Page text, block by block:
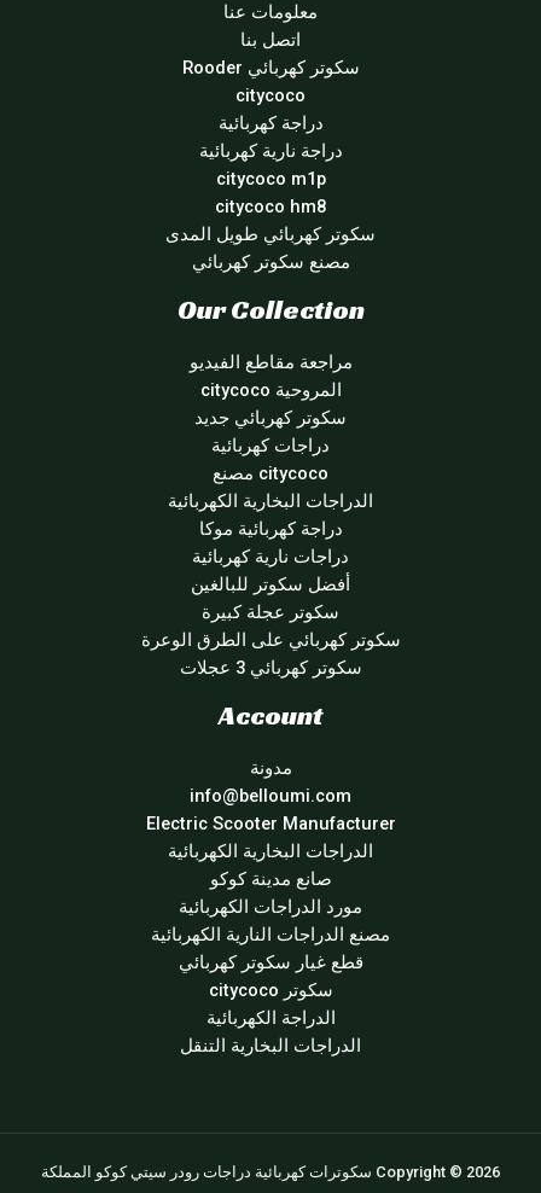
معلومات عنا
اتصل بنا
سكوتر كهربائي Rooder
citycoco
دراجة كهربائية
دراجة نارية كهربائية
citycoco m1p
citycoco hm8
سكوتر كهربائي طويل المدى
مصنع سكوتر كهربائي
Our Collection
مراجعة مقاطع الفيديو
المروحية citycoco
سكوتر كهربائي جديد
دراجات كهربائية
citycoco مصنع
الدراجات البخارية الكهربائية
دراجة كهربائية موكا
دراجات نارية كهربائية
أفضل سكوتر للبالغين
سكوتر عجلة كبيرة
سكوتر كهربائي على الطرق الوعرة
سكوتر كهربائي 3 عجلات
Account
مدونة
info@belloumi.com
Electric Scooter Manufacturer
الدراجات البخارية الكهربائية
صانع مدينة كوكو
مورد الدراجات الكهربائية
مصنع الدراجات النارية الكهربائية
قطع غيار سكوتر كهربائي
سكوتر citycoco
الدراجة الكهربائية
الدراجات البخارية التنقل
Copyright © 2026 سكوترات كهربائية دراجات رودر سيتي كوكو المملكة